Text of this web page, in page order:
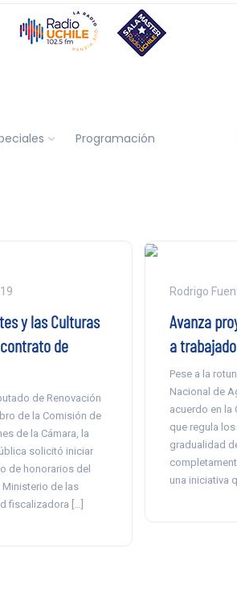
Programación
y las Culturas
de
de Renovación
de la Comisión de
de la Cámara, la
solicitó iniciar
de honorarios del
Ministerio de las
fiscalizadora […]
Rodrigo
Avanza
a
Pese a la
Nacional de
acuerdo en la
que regula
gradualidad
una iniciativa